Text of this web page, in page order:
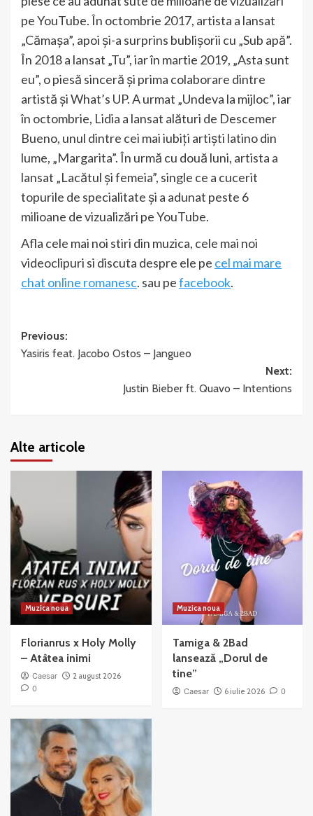
pe YouTube. În octombrie 2017, artista a lansat
„Cămașa”, apoi și-a surprins bublișorii cu „Sub apă”.
În 2018 a lansat „Tu”, iar în martie 2019, „Asta sunt
eu”, o piesă sinceră și prima colaborare dintre
artistă și What’s UP. A urmat „Undeva la mijloc”, iar
în octombrie, Lidia a lansat alături de Descemer
Bueno, unul dintre cei mai iubiți artiști latino din
lume, „Margarita”. În urmă cu două luni, artista a
lansat „Lacătul și femeia”, single ce a cucerit
topurile de specialitate și a adunat peste 6
milioane de vizualizări pe YouTube.
Afla cele mai noi stiri din muzica, cele mai noi
videoclipuri si discuta despre ele pe cel mai mare
chat online romanesc. sau pefacebook.
Post
navigation
Previous:
Yasiris feat. Jacobo Ostos – Jangueo
Next:
Justin Bieber ft. Quavo – Intentions
Alte articole
Muzica noua
Florianrus x Holy Molly
– Atâtea inimi
Caesar
2 august 2026
0
Muzica noua
Tamiga & 2Bad
lansează „Dorul de
tine”
Caesar 6 iulie 2026 0